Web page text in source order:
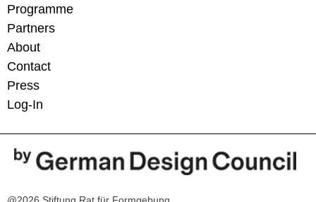
Programme
Partners
About
Contact
Press
Log-In